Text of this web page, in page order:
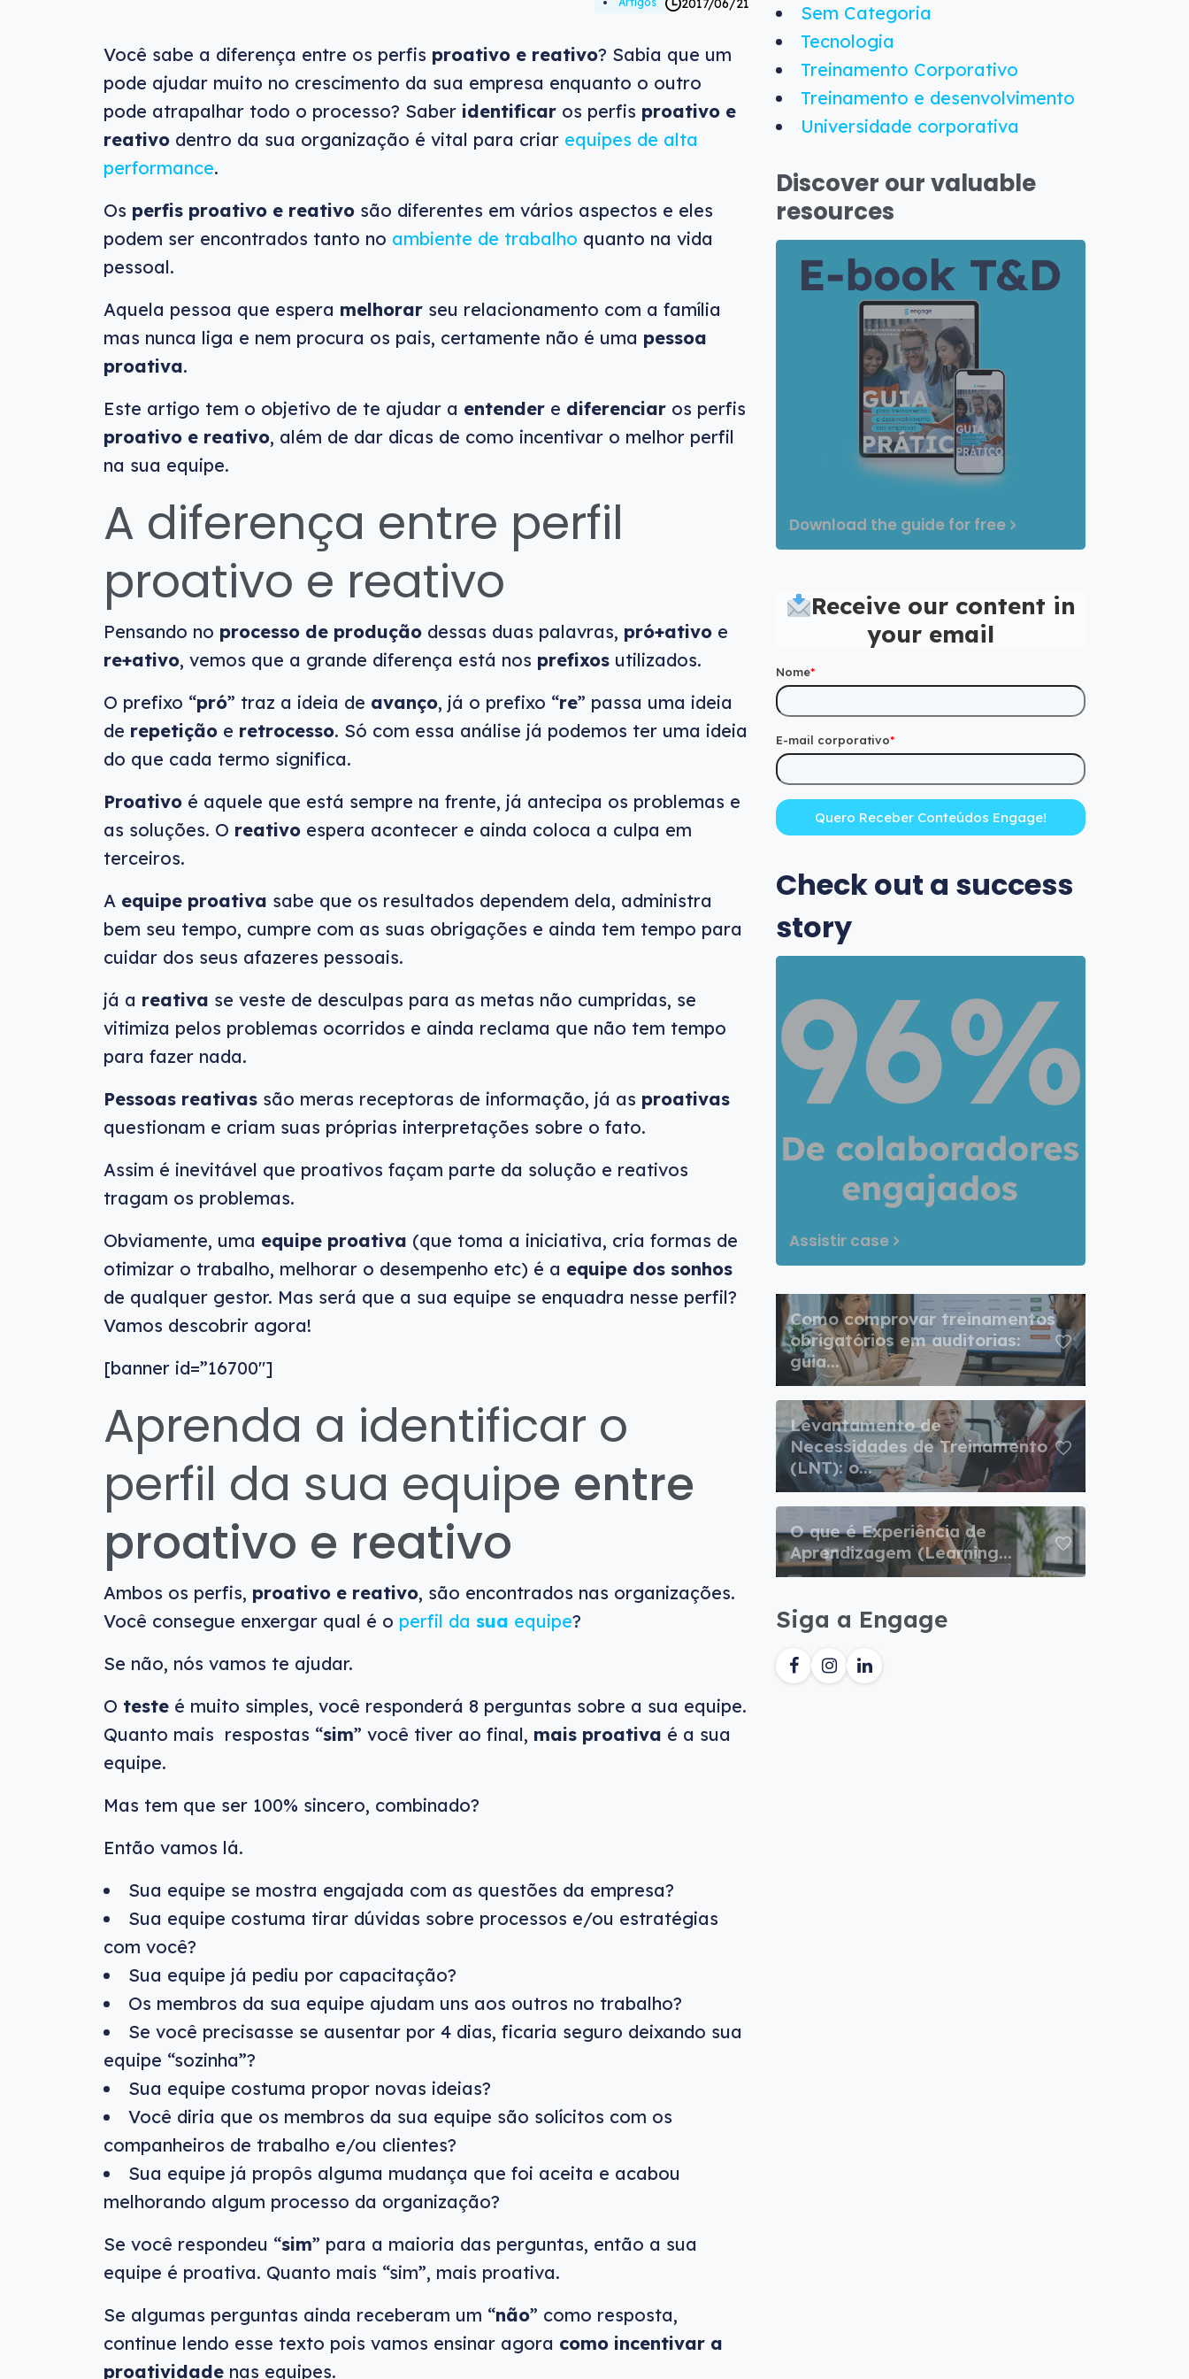
Você sabe a diferença entre os perfis proativo e reativo? Sabia que um
pode ajudar muito no crescimento da sua empresa enquanto o outro
pode atrapalhar todo o processo? Saber identificar os perfis proativo e
reativo dentro da sua organização é vital para criar equipes de alta
performance.
Os perfis proativo e reativo são diferentes em vários aspectos e eles
podem ser encontrados tanto no ambiente de trabalho quanto na vida
pessoal.
Aquela pessoa que espera melhorar seu relacionamento com a família
mas nunca liga e nem procura os pais, certamente não é uma pessoa
proativa.
Este artigo tem o objetivo de te ajudar a entender e diferenciar os perfis
proativo e reativo, além de dar dicas de como incentivar o melhor perfil
na sua equipe.
A diferença entre perfil
proativo e reativo
Pensando no processo de produção dessas duas palavras, pró+ativo e
re+ativo, vemos que a grande diferença está nos prefixos utilizados.
O prefixo “pró” traz a ideia de avanço, já o prefixo “re” passa uma ideia
de repetição e retrocesso. Só com essa análise já podemos ter uma ideia
do que cada termo significa.
Proativo é aquele que está sempre na frente, já antecipa os problemas e
as soluções. O reativo espera acontecer e ainda coloca a culpa em
terceiros.
A equipe proativa sabe que os resultados dependem dela, administra
bem seu tempo, cumpre com as suas obrigações e ainda tem tempo para
cuidar dos seus afazeres pessoais.
já a reativa se veste de desculpas para as metas não cumpridas, se
vitimiza pelos problemas ocorridos e ainda reclama que não tem tempo
para fazer nada.
Pessoas reativas são meras receptoras de informação, já as proativas
questionam e criam suas próprias interpretações sobre o fato.
Assim é inevitável que proativos façam parte da solução e reativos
tragam os problemas.
Obviamente, uma equipe proativa (que toma a iniciativa, cria formas de
otimizar o trabalho, melhorar o desempenho etc) é a equipe dos sonhos
de qualquer gestor. Mas será que a sua equipe se enquadra nesse perfil?
Vamos descobrir agora!
[banner id=”16700″]
Aprenda a identificar o
perfil da sua equipe entre
proativo e reativo
Ambos os perfis, proativo e reativo, são encontrados nas organizações.
Você consegue enxergar qual é o perfil da sua equipe?
Se não, nós vamos te ajudar.
O teste é muito simples, você responderá 8 perguntas sobre a sua equipe.
Quanto mais respostas “sim” você tiver ao final, mais proativa é a sua
equipe.
Mas tem que ser 100% sincero, combinado?
Então vamos lá.
Sua equipe se mostra engajada com as questões da empresa?
Sua equipe costuma tirar dúvidas sobre processos e/ou estratégias
com você?
Sua equipe já pediu por capacitação?
Os membros da sua equipe ajudam uns aos outros no trabalho?
Se você precisasse se ausentar por 4 dias, ficaria seguro deixando sua
equipe “sozinha”?
Sua equipe costuma propor novas ideias?
Você diria que os membros da sua equipe são solícitos com os
companheiros de trabalho e/ou clientes?
Sua equipe já propôs alguma mudança que foi aceita e acabou
melhorando algum processo da organização?
Se você respondeu “sim” para a maioria das perguntas, então a sua
equipe é proativa. Quanto mais “sim”, mais proativa.
Se algumas perguntas ainda receberam um “não” como resposta,
continue lendo esse texto pois vamos ensinar agora como incentivar a
proatividade nas equipes.
Sem Categoria
Tecnologia
Treinamento Corporativo
Treinamento e desenvolvimento
Universidade corporativa
Discover our valuable
resources
Download the guide for free
Receive our content in
your email
Nome*
E-mail corporativo*
Check out a success
story
Assistir case
Como comprovar treinamentos
obrigatórios em auditorias:
guia...
Levantamento de
Necessidades de Treinamento
(LNT): o...
O que é Experiência de
Aprendizagem (Learning...
Siga a Engage